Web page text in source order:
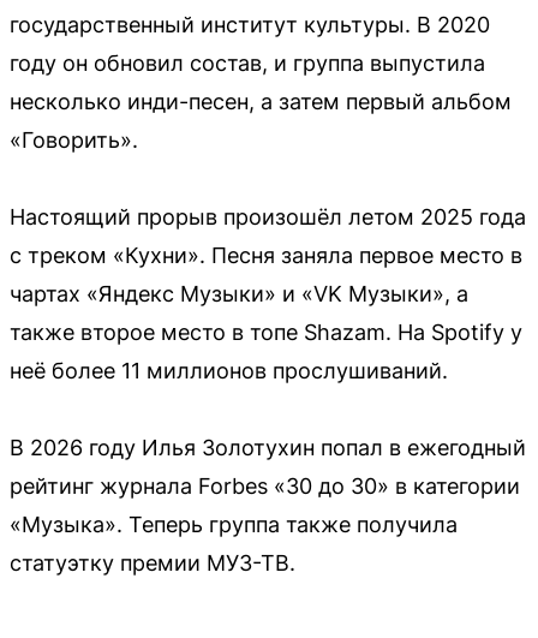
государственный институт культуры. В 2020
году он обновил состав, и группа выпустила
несколько инди-песен, а затем первый альбом
«Говорить».
Настоящий прорыв произошёл летом 2025 года
с треком «Кухни». Песня заняла первое место в
чартах «Яндекс Музыки» и «VK Музыки», а
также второе место в топе Shazam. На Spotify у
неё более 11 миллионов прослушиваний.
В 2026 году Илья Золотухин попал в ежегодный
рейтинг журнала Forbes «30 до 30» в категории
«Музыка». Теперь группа также получила
статуэтку премии МУЗ-ТВ.